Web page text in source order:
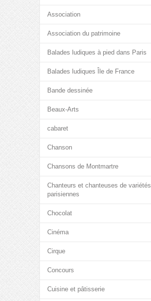
Association
Association du patrimoine
Balades ludiques à pied dans Paris
Balades ludiques Île de France
Bande dessinée
Beaux-Arts
cabaret
Chanson
Chansons de Montmartre
Chanteurs et chanteuses de variétés
parisiennes
Chocolat
Cinéma
Cirque
Concours
Cuisine et pâtisserie